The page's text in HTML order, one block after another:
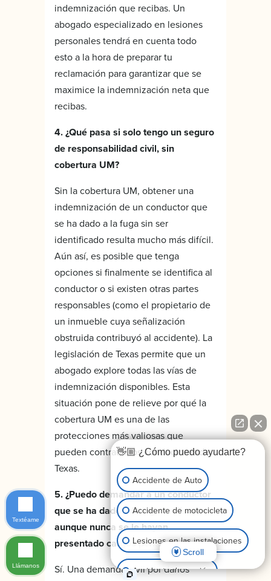
indemnización que recibas. Un
abogado especializado en lesiones
personales tendrá en cuenta todo
esto a la hora de preparar tu
reclamación para garantizar que se
maximice la indemnización neta que
recibas.
4. ¿Qué pasa si solo tengo un seguro
de responsabilidad civil, sin
cobertura UM?
Sin la cobertura UM, obtener una
indemnización de un conductor que
se ha dado a la fuga sin ser
identificado resulta mucho más difícil.
Aún así, es posible que tenga
opciones si finalmente se identifica al
conductor o si existen otras partes
responsables (como el propietario de
un inmueble cuya señalización
obstruida contribuyó al accidente). La
legislación de Texas permite que un
abogado explore todas las vías de
indemnización disponibles. Esta
situación pone de relieve por qué la
cobertura UM es una de las
protecciones más valiosas que
pueden contratar los conductores de
Texas.
5. ¿Puedo demandar a un conductor
que se ha dado a la fuga en Texas
aunque nunca se le hayan
presentado cargos penales?
Sí. Una demanda civil por daños
👋🏼 ¿Cómo puedo ayudarte?
Accidente de Auto
Accidente de motocicleta
Lesiones en las instalaciones
Accidente de camión
Scroll
Textéame
Llámanos